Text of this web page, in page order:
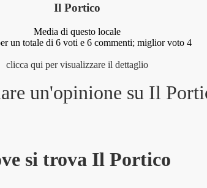
Il Portico
Media di questo locale
un totale di6 voti e6 commenti;miglior voto 4
clicca qui per visualizzare il dettaglio
un'opinione su Il
si trova Il Portico